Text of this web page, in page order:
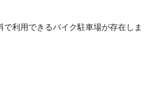
利用できるバイク駐車場が存在しま